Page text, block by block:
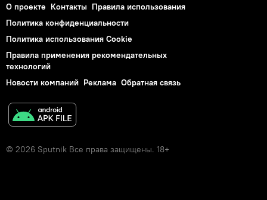
О проекте Контакты Правила использования
Политика конфиденциальности
Политика использования Cookie
Правила применения рекомендательных
технологий
Новости компаний Реклама Обратная связь
© 2026 Sputnik Все права защищены. 18+